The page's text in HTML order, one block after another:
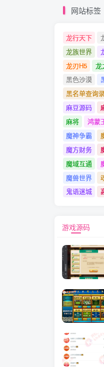
网站标签
龙行天下
龙族世界
龙刃H5
龙
黑色沙漠
黑名单查询
麻豆源码
麻将
鸿蒙
魔神争霸
魔方财务
魔域互通
魔兽世界
鬼语迷城
游戏源码